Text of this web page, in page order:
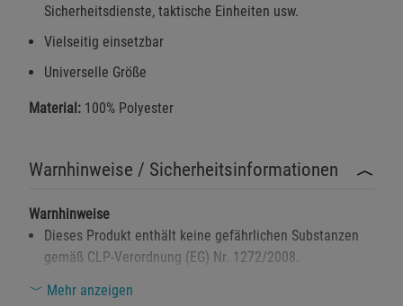
Sicherheitsdienste, taktische Einheiten usw.
Vielseitig einsetzbar
Universelle Größe
Material: 100% Polyester
Warnhinweise / Sicherheitsinformationen
Warnhinweise
Dieses Produkt enthält keine gefährlichen Substanzen
gemäß CLP-Verordnung (EG) Nr. 1272/2008.
Es besteht keine Gefahr für die Gesundheit oder
Mehr anzeigen